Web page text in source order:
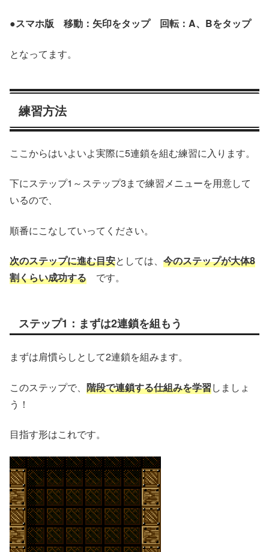
●スマホ版 移動：矢印をタップ 回転：A、Bをタップ
となってます。
練習方法
ここからはいよいよ実際に5連鎖を組む練習に入ります。
下にステップ1～ステップ3まで練習メニューを用意して
いるので、
順番にこなしていってください。
次のステップに進む目安としては、 今のステップが大体8
割くらい成功する です。
ステップ1：まずは2連鎖を組もう
まずは肩慣らしとして2連鎖を組みます。
このステップで、 階段で連鎖する仕組みを学習しましょ
う！
目指す形はこれです。